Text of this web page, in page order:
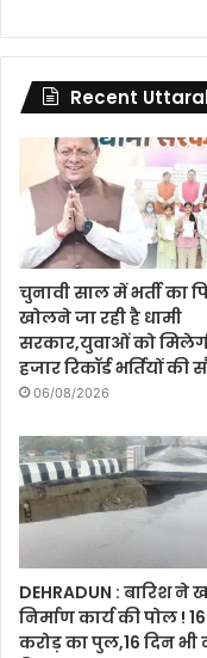
Recent
चुनावी साल में भर्ती का
खोलने जा रही है धामी
सरकार,युवाओं को
हजार रिकॉर्ड भर्तियों की
06/08/2026
DEHRADUN : बारिश ने
निर्माण कार्य की पोल ! 16
करोड़ का पुल,16 दिन भी